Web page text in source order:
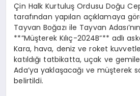
Çin Halk Kurtuluş Ordusu Doğu
tarafından yapılan açıklamaya
Tayvan Boğazı ile Tayvan
**”Müşterek Kılıç-2024B”** adlı
Kara, hava, deniz ve roket
katıldığı tatbikatta, uçak ve
Ada’ya yaklaşacağı ve müşterek
belirtildi.